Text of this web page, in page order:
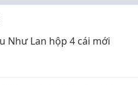
Như Lan hộp 4 cái mới